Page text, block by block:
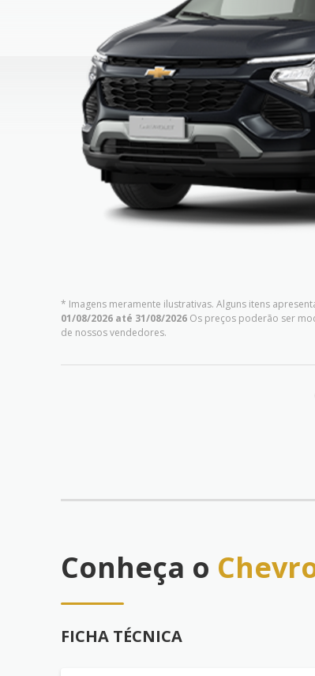
* Imagens meramente ilustrativas. Alguns itens
01/08/2026 até 31/08/2026 Os preços poderão ser
de nossos vendedores.
Conheça o
FICHA TÉCNICA